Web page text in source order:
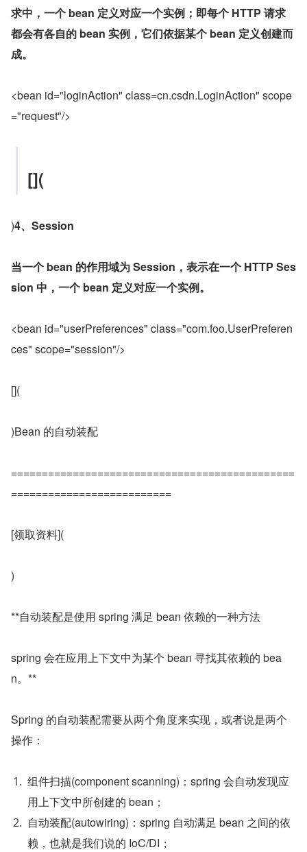
求中，一个 bean 定义对应一个实例；即每个 HTTP 请求
都会有各自的 bean 实例，它们依据某个 bean 定义创建而
成。
<bean id="loginAction" class=cn.csdn.LoginAction" scope
="request"/>
[](
)4、Session
当一个 bean 的作用域为 Session，表示在一个 HTTP Ses
sion 中，一个 bean 定义对应一个实例。
<bean id="userPreferences" class="com.foo.UserPreferen
ces" scope="session"/>
[](
)Bean 的自动装配
==============================================
==========================
[领取资料](
)
**自动装配是使用 spring 满足 bean 依赖的一种方法
spring 会在应用上下文中为某个 bean 寻找其依赖的 bea
n。**
Spring 的自动装配需要从两个角度来实现，或者说是两个
操作：
组件扫描(component scanning)：spring 会自动发现应
用上下文中所创建的 bean；
自动装配(autowiring)：spring 自动满足 bean 之间的依
赖，也就是我们说的 IoC/DI；